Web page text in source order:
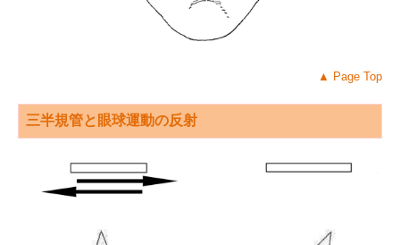
▲ Page Top
三半規管と眼球運動の反射